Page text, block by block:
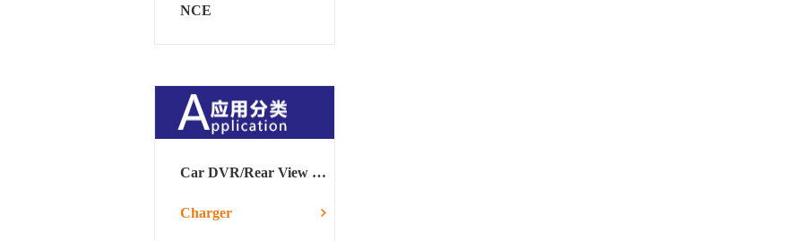
NCE
Car DVR/Rear View Mirror
Charger